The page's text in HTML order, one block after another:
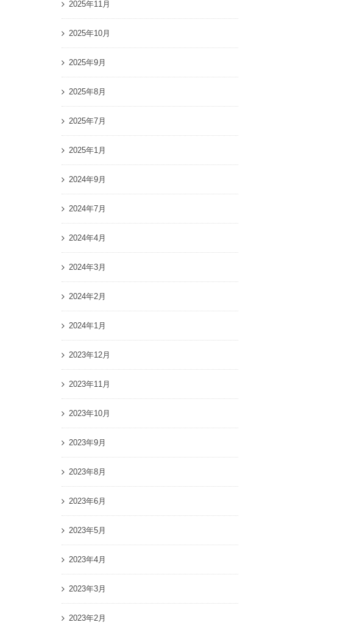
2025年11月
2025年10月
2025年9月
2025年8月
2025年7月
2025年1月
2024年9月
2024年7月
2024年4月
2024年3月
2024年2月
2024年1月
2023年12月
2023年11月
2023年10月
2023年9月
2023年8月
2023年6月
2023年5月
2023年4月
2023年3月
2023年2月